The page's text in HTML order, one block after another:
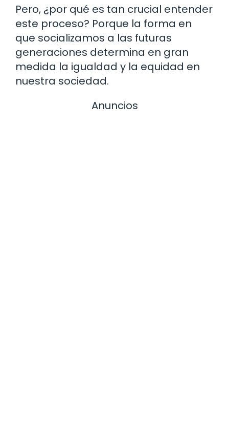
Pero, ¿por qué es tan crucial entender
este proceso? Porque la forma en
que socializamos a las futuras
generaciones determina en gran
medida la igualdad y la equidad en
nuestra sociedad.
Anuncios